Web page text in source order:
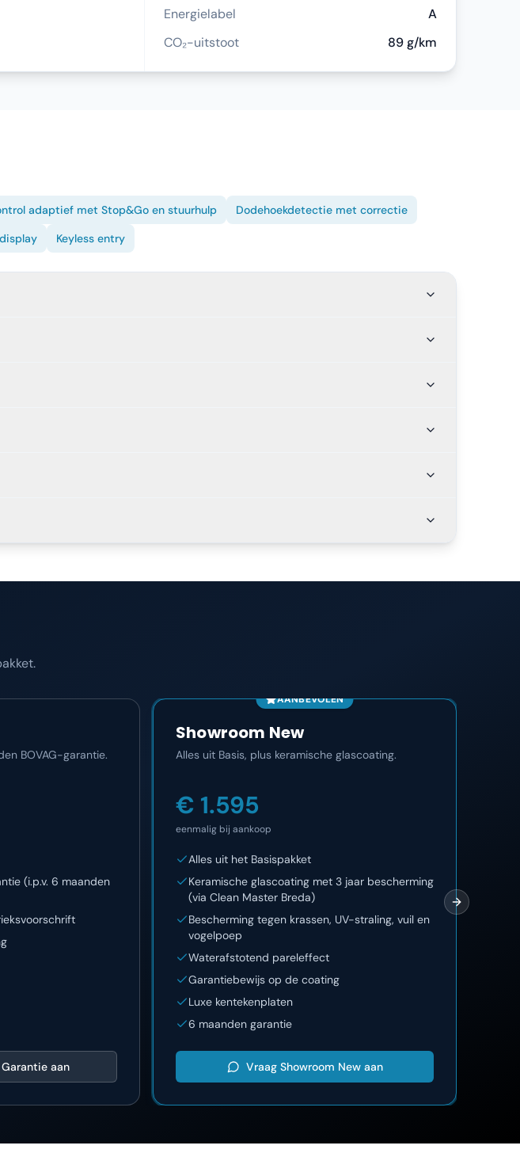
Energielabel
A
CO₂-uitstoot
89 g/km
adaptief met Stop&Go en stuurhulp
Dodehoekdetectie met correctie
Keyless entry
BOVAG-garantie.
(i.p.v. 6 maanden
Garantieaan
AANBEVOLEN
Showroom New
Alles uit Basis, plus keramische glascoating.
€ 1.595
eenmalig bij aankoop
Alles uit het Basispakket
Keramische glascoating met 3 jaar bescherming
(via Clean Master Breda)
Bescherming tegen krassen, UV-straling, vuil en
vogelpoep
Waterafstotend pareleffect
Garantiebewijs op de coating
Luxe kentekenplaten
6 maanden garantie
Vraag Showroom Newaan
Next slide